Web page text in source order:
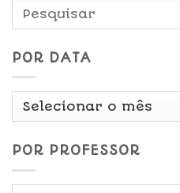
POR DATA
Por
POR PROFESSOR